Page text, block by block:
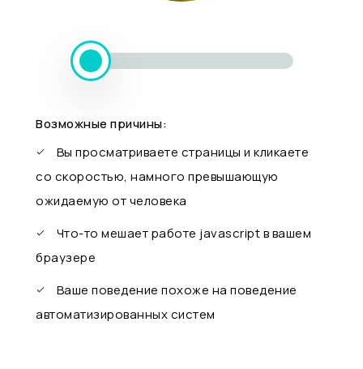
Возможные причины:
Вы просматриваете страницы и кликаете
со скоростью, намного превышающую
ожидаемую от человека
Что-то мешает работе javascript в вашем
браузере
Ваше поведение похоже на поведение
автоматизированных систем